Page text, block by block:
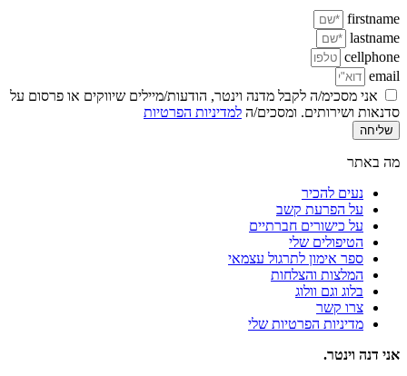
firstname
lastname
cellphone
email
אני מסכימ/ה לקבל מדנה וינטר, הודעות/מיילים שיווקים או פרסום על
סדנאות ושירותים. ומסכים/ה למדיניות הפרטיות
שליחה
מה באתר
נעים להכיר
על הפרעת קשב
על כישורים חברתיים
הטיפולים שלי
ספר אימון לתרגול עצמאי
המלצות והצלחות
בלוג וגם וולוג
צרו קשר
מדיניות הפרטיות שלי
אני דנה וינטר.